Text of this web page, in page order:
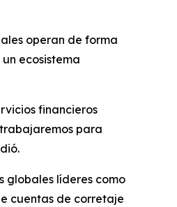
operan de forma
ecosistema
financieros
para
globales líderes como
cuentas de corretaje